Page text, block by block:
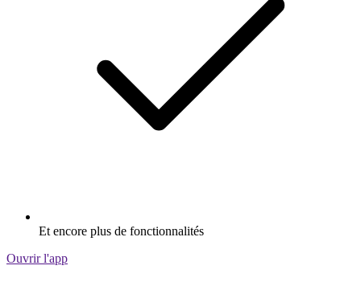
Et encore plus de fonctionnalités
Ouvrir l'app